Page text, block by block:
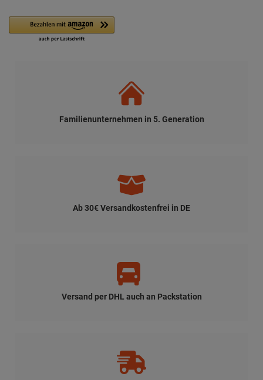
Familienunternehmen in 5. Generation
Ab 30€ Versandkostenfrei in DE
Versand per DHL auch an Packstation